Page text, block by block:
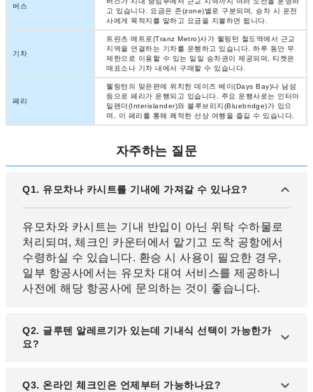
버스
고 있습니다. 요금은 존(zone)별로 구분되며, 승차 시 운전
사에게 목적지를 말하고 요금을 지불하면 됩니다.
기차
트란츠 메트로(Tranz Metro)사가 웰링턴 철도역에서 근교
지역을 연결하는 기차를 운행하고 있습니다. 하루 동안 무
제한으로 이용할 수 있는 일일 승차권이 제공되며, 티켓은
매표소나 기차 내에서 구매할 수 있습니다.
페리
웰링턴의 맞은편에 위치한 데이즈 베이(Days Bay)나 남섬
등으로 페리가 운행되고 있습니다. 주요 운행사로는 인터아
일랜더(Interislander)와 블루브리지(Bluebridge)가 있으
며, 이 페리를 통해 쾌적한 선상 여행을 즐길 수 있습니다.
자주하는 질문
Q1. 유모차나 카시트를 기내에 가져갈 수 있나요?
유모차와 카시트는 기내 반입이 아닌 위탁 수하물로
처리되며, 체크인 카운터에서 맡기고 도착 공항에서
수령하실 수 있습니다. 환승 시 사용이 필요한 경우,
일부 항공사에서는 유모차 대여 서비스를 제공하니
사전에 해당 항공사에 문의하는 것이 좋습니다.
Q2. 글루텐 알레르기가 있는데 기내식 선택이 가능한가
요?
각 항공사에서는 글루텐 프리 식단, 알레르기 대응식,
Q3. 온라인 체크인은 언제부터 가능하나요?